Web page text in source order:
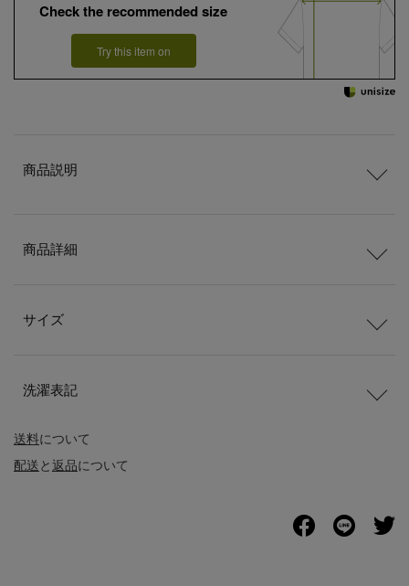
Check the recommended size
Try this item on
送料について
配送と返品について
商品説明
商品詳細
サイズ
洗濯表記